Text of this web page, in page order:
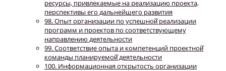
ресурсы, привлекаемые на реализацию проекта,
перспективы его дальнейшего развития
98. Опыт организации по успешной̆ реализации
программ и проектов по соответствующему
направлению деятельности
99. Соответствие опыта и компетенций проектной̆
команды планируемой̆ деятельности
100. Информационная открытость организации